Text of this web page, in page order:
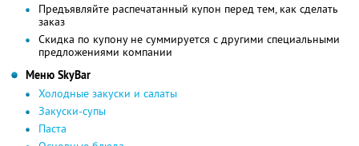
Предъявляйте распечатанный купон перед тем, как сделать
заказ
Скидка по купону не суммируется с другими специальными
предложениями компании
Меню SkyBаr
Холодные закуски и салаты
Закуски-супы
Паста